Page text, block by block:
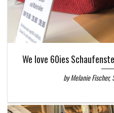
We love 60ies
by Melanie